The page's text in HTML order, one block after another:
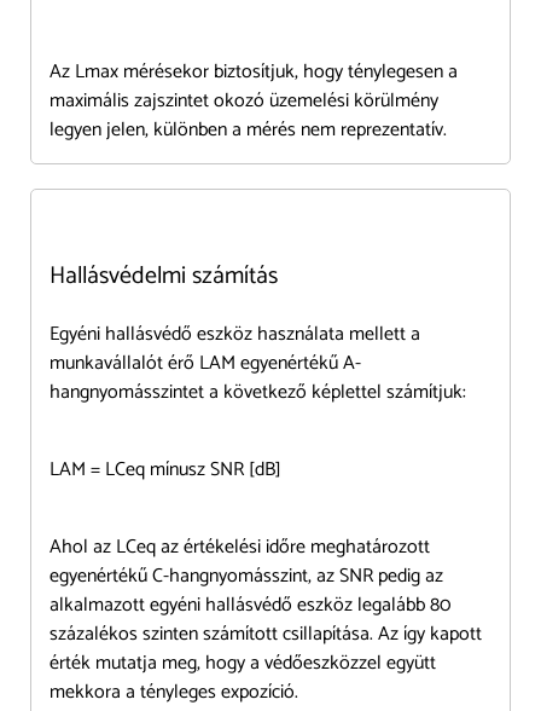
Az Lmax mérésekor biztosítjuk, hogy ténylegesen a
maximális zajszintet okozó üzemelési körülmény
legyen jelen, különben a mérés nem reprezentatív.
Hallásvédelmi számítás
Egyéni hallásvédő eszköz használata mellett a
munkavállalót érő LAM egyenértékű A-
hangnyomásszintet a következő képlettel számítjuk:
LAM = LCeq mínusz SNR [dB]
Ahol az LCeq az értékelési időre meghatározott
egyenértékű C-hangnyomásszint, az SNR pedig az
alkalmazott egyéni hallásvédő eszköz legalább 80
százalékos szinten számított csillapítása. Az így kapott
érték mutatja meg, hogy a védőeszközzel együtt
mekkora a tényleges expozíció.